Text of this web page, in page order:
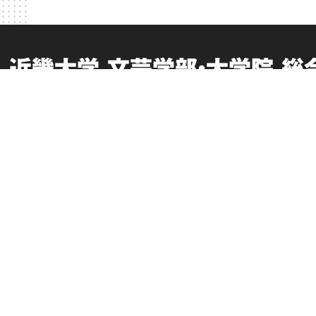
近畿大学 文芸学部・大学院 総